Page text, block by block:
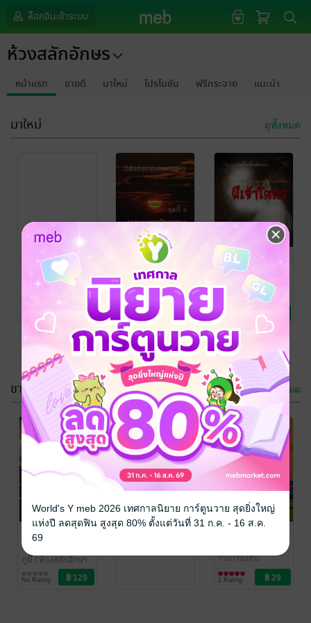
ล็อกอินเข้าระบบ
ห้วงสลักอักษร
หน้าแรก ขายดี มาใหม่ โปรโมชัน ฟรีกระจาย แนะนำ
มาใหม่ ดูทั้งหมด
กรุณาเข้าสู่
ระบบก่อน
แดนอสุรกาย
ชุดที่ 3
ภูมี/ ห้วงสลักอักษร
นิยายลึกลับ/เขย่า
ขวัญ
No Rating
ผีเจ้าโคตร
/ ห้วงสลักอักษร
นิยายชีวิต/ดรามา
No Rating
มันตามทัน
ขวัญ
No Rating
บุพเพอาละวาด
Bhu Mee(ลายภูต)/
ห้วงสลักอักษร
นิยายลึกลับ/เขย่า
ขวัญ
No Rating
ขายดี ดูทั้งหมด
นิราศรักลาย
โลกีย์
ภูมี / ห้วงสลักอักษร
นิยายชีวิต/ดรามา
No Rating
ระบบก่อน
สลักอักษร
รวมเรื่องสั้น
1 Rating
World's Y meb 2026 เทศกาลนิยาย การ์ตูนวาย สุดยิ่งใหญ่
แห่งปี ลดสุดฟิน สูงสุด 80% ตั้งแต่วันที่ 31 ก.ค. - 16 ส.ค.
69